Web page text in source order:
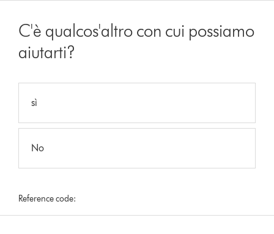
C'è qualcos'altro con cui possiamo
aiutarti?
sì
No
Reference code: